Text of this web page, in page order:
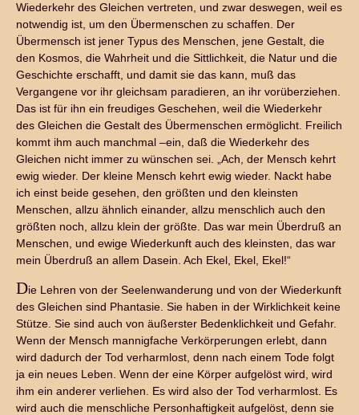
Wiederkehr des Gleichen vertreten, und zwar deswegen, weil es
notwendig ist, um den Übermenschen zu schaffen. Der
Übermensch ist jener Typus des Menschen, jene Gestalt, die
den Kosmos, die Wahrheit und die Sittlichkeit, die Natur und die
Geschichte erschafft, und damit sie das kann, muß das
Vergangene vor ihr gleichsam paradieren, an ihr vorüberziehen.
Das ist für ihn ein freudiges Geschehen, weil die Wiederkehr
des Gleichen die Gestalt des Übermenschen ermöglicht. Freilich
kommt ihm auch manchmal –ein, daß die Wiederkehr des
Gleichen nicht immer zu wünschen sei. „Ach, der Mensch kehrt
ewig wieder. Der kleine Mensch kehrt ewig wieder. Nackt habe
ich einst beide gesehen, den größten und den kleinsten
Menschen, allzu ähnlich einander, allzu menschlich auch den
größten noch, allzu klein der größte. Das war mein Überdruß an
Menschen, und ewige Wiederkunft auch des kleinsten, das war
mein Überdruß an allem Dasein. Ach Ekel, Ekel, Ekel!“
Die Lehren von der Seelenwanderung und von der Wiederkunft
des Gleichen sind Phantasie. Sie haben in der Wirklichkeit keine
Stütze. Sie sind auch von äußerster Bedenklichkeit und Gefahr.
Wenn der Mensch mannigfache Verkörperungen erlebt, dann
wird dadurch der Tod verharmlost, denn nach einem Tode folgt
ja ein neues Leben. Wenn der eine Körper aufgelöst wird, wird
ihm ein anderer verliehen. Es wird also der Tod verharmlost. Es
wird auch die menschliche Personhaftigkeit aufgelöst, denn sie